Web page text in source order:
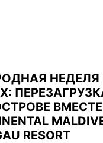
НЕДЕЛЯ
RESORT